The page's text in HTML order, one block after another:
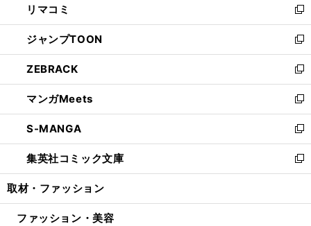
で
開
く
ド
ウ
で
開
く
ィ
ン
ド
ウ
で
開
く
い
ウ
ィ
ン
ド
ウ
で
開
く
リマコミ
新
し
い
ウ
ィ
ン
ド
ウ
で
開
く
ジャンプTOON
新
し
い
ウ
ィ
ン
ド
ウ
で
開
ZEBRACK
新
し
い
ウ
ィ
ン
ド
ウ
開
マンガMeets
新
し
い
ウ
ィ
ン
ウ
S-MANGA
新
し
い
ウ
ン
集英社コミック文庫
新
し
ウ
取材・ファッション
ファッション・美容